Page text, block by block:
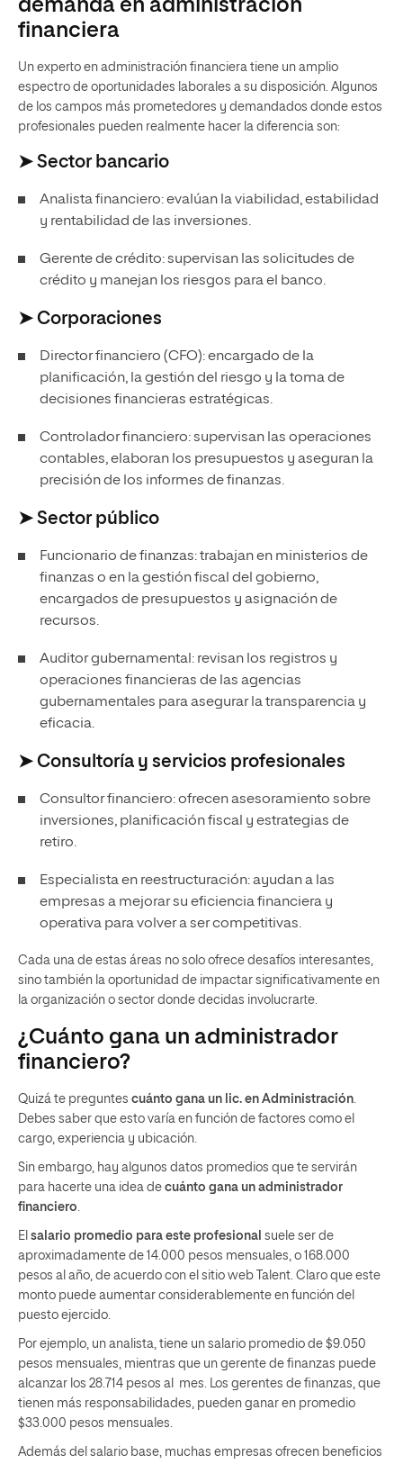
demanda en administración
financiera
Un experto en administración financiera tiene un amplio
espectro de oportunidades laborales a su disposición. Algunos
de los campos más prometedores y demandados donde estos
profesionales pueden realmente hacer la diferencia son:
➤ Sector bancario
Analista financiero: evalúan la viabilidad, estabilidad
y rentabilidad de las inversiones.
Gerente de crédito: supervisan las solicitudes de
crédito y manejan los riesgos para el banco.
➤ Corporaciones
Director financiero (CFO): encargado de la
planificación, la gestión del riesgo y la toma de
decisiones financieras estratégicas.
Controlador financiero: supervisan las operaciones
contables, elaboran los presupuestos y aseguran la
precisión de los informes de finanzas.
➤ Sector público
Funcionario de finanzas: trabajan en ministerios de
finanzas o en la gestión fiscal del gobierno,
encargados de presupuestos y asignación de
recursos.
Auditor gubernamental: revisan los registros y
operaciones financieras de las agencias
gubernamentales para asegurar la transparencia y
eficacia.
➤ Consultoría y servicios profesionales
Consultor financiero: ofrecen asesoramiento sobre
inversiones, planificación fiscal y estrategias de
retiro.
Especialista en reestructuración: ayudan a las
empresas a mejorar su eficiencia financiera y
operativa para volver a ser competitivas.
Cada una de estas áreas no solo ofrece desafíos interesantes,
sino también la oportunidad de impactar significativamente en
la organización o sector donde decidas involucrarte.
¿Cuánto gana un administrador
financiero?
Quizá te preguntes cuánto gana un lic. en Administración
Debes saber que esto varía en función de factores como el
cargo, experiencia y ubicación.
Sin embargo, hay algunos datos promedios que te servirán
para hacerte una idea de cuánto gana un administrador
financiero
El salario promedio para este profesional suele ser de
aproximadamente de 14.000 pesos mensuales, o 168.000
pesos al año, de acuerdo con el sitio web
Talent . Claro que este
monto puede aumentar considerablemente en función del
puesto ejercido.
Por ejemplo, un analista, tiene un salario promedio de $9.050
pesos mensuales, mientras que un gerente de finanzas puede
alcanzar los 28.714 pesos al mes. Los gerentes de finanzas, que
tienen más responsabilidades, pueden ganar en promedio
$33.000 pesos mensuales.
Además del salario base, muchas empresas ofrecen beneficios